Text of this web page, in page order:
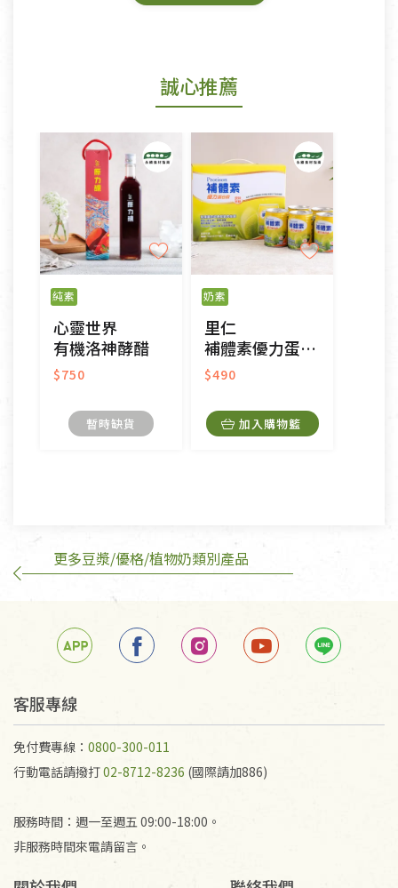
鑑賞期商品說明：
若您購買的商品有下列「不適用七天鑑賞期商品」情
形者，除商品瑕疵以外，恕不接受退換貨.
依消保法之規定提供該商品七天免費鑑賞期(含例假
日)的服務，原則上若商品未經使用或被汙損(除商品
瑕疵)，一般皆可申請退換貨。
不適用七天鑑賞期商品：
以數位或電磁紀錄形式儲存之商品、易於變質或損壞
之商品、以及性質上無法或不適合退換之商品：如
CD、VCD、DVD、電腦軟體，若產品瑕疵無法讀取僅
接受原片換新。
衣飾鞋類-如T恤，如於送達後水洗或污損者。
美容保養用品、內衣褲、襪子、口罩等私人消耗性產
內衣褲、襪子、口罩個人衛生用品除商品本身有瑕疵
外,依據《通訊交易解除權合理例外情事適用準
訂購手抄稿退貨需知：
若未保持原包裝方式或未使用原箱退回，導致書籍有
任何折損、磨損、污損或凹角，將不接受退貨，也不
不接受退貨之手抄稿，為敬重法寶故，里仁網購無法
代為結緣處理等。 若需將手抄稿寄還給消費者，因而
產生的運費100元/箱將由消費者負擔。
誠心推薦
純素
心靈世界
有機洛神酵醋
$750
暫時缺貨
奶素
里仁
補體素優力蛋白飲-6入提盒
$490
加入購物籃
更多豆漿/優格/植物奶類別產品
客服專線
免付費專線： 0800-300-011
行動電話請撥打02-8712-8236 (國際請加886)
服務時間：週一至週五 09:00-18:00。
非服務時間來電請留言。